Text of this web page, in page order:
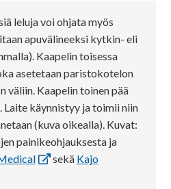
leluja voi ohjata myös
apuvälineeksi kytkin- eli
Kaapelin toisessa
asetetaan paristokotelon
väliin. Kaapelin toinen pää
Laite käynnistyy ja toimii niin
(kuva oikealla). Kuvat:
painikeohjauksesta ja
sekä Kajo